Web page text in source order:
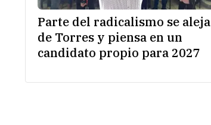
Parte del radicalismo se aleja
de Torres y piensa en un
candidato propio para 2027